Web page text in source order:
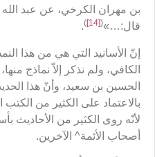
بن مهران الكرخي، عن عبد
قال:…»(
[14]
)
.
إنّ الأسانيد التي هي من هذا
الكافي، ولم نذكر إلاّ نماذج
الحسين بن سعيد، وأنّ هذا
بالاعتماد على الكثير من الكتب
لأنّه روى الكثير من الأحاديث
أصحاب الأئمة^ الآخرين.